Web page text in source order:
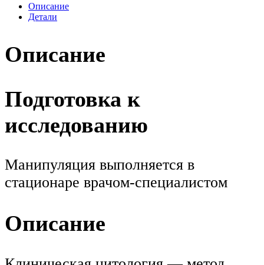
Описание
Детали
Описание
Подготовка к
исследованию
Манипуляция выполняется в
стационаре врачом-специалистом
Описание